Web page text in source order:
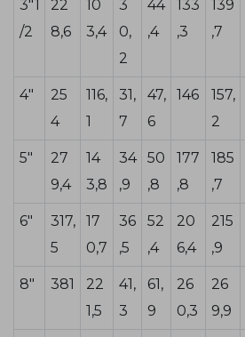
3"1
/2
22
8,6
10
3,4
3
0,
2
44
,4
133
,3
139
,7
4"
25
4
116,
1
31,
7
47,
6
146
157,
2
5"
27
9,4
14
3,8
34
,9
50
,8
177
,8
185
,7
6"
317,
5
17
0,7
36
,5
52
,4
20
6,4
215
,9
8" 381
22
1,5
41,
3
61,
9
26
0,3
26
9,9